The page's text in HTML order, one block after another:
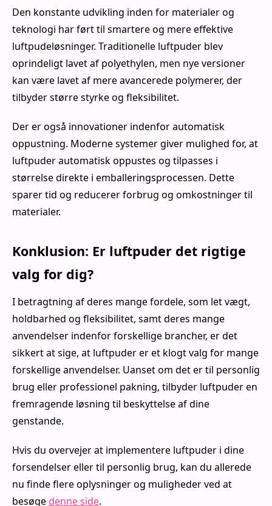
Den konstante udvikling inden for materialer og
teknologi har ført til smartere og mere effektive
luftpudeløsninger. Traditionelle luftpuder blev
oprindeligt lavet af polyethylen, men nye versioner
kan være lavet af mere avancerede polymerer, der
tilbyder større styrke og fleksibilitet.
Der er også innovationer indenfor automatisk
oppustning. Moderne systemer giver mulighed for, at
luftpuder automatisk oppustes og tilpasses i
størrelse direkte i emballeringsprocessen. Dette
sparer tid og reducerer forbrug og omkostninger til
materialer.
Konklusion: Er luftpuder det rigtige
valg for dig?
I betragtning af deres mange fordele, som let vægt,
holdbarhed og fleksibilitet, samt deres mange
anvendelser indenfor forskellige brancher, er det
sikkert at sige, at luftpuder er et klogt valg for mange
forskellige anvendelser. Uanset om det er til personlig
brug eller professionel pakning, tilbyder luftpuder en
fremragende løsning til beskyttelse af dine
genstande.
Hvis du overvejer at implementere luftpuder i dine
forsendelser eller til personlig brug, kan du allerede
nu finde flere oplysninger og muligheder ved at
besøge denne side.